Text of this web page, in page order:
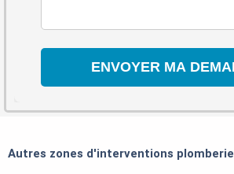
Autres zones d'interventions plomberie